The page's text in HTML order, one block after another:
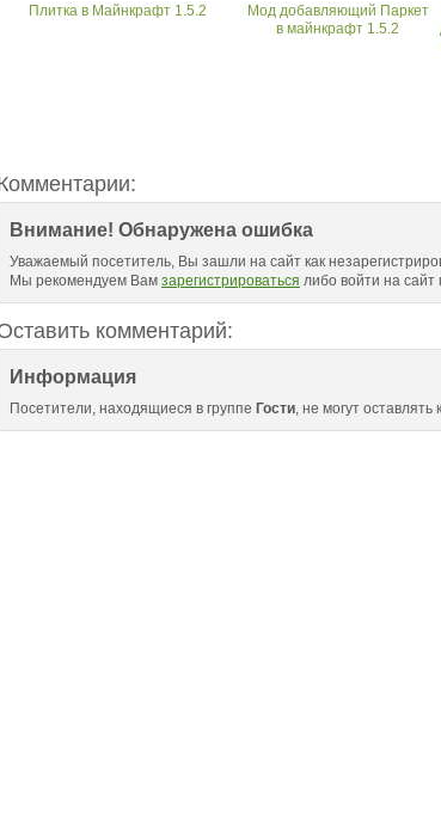
Плитка в Майнкрафт 1.5.2
Мод добавляющий Паркeт
в майнкрафт 1.5.2
Внимание! Обнаружена ошибка
Уважаемый посетитель, Вы зашли на сайт как
Мы рекомендуем Вам зарегистрироваться либо войти на
комментарий:
Информация
Посетители, находящиеся в группе Гости , не могут